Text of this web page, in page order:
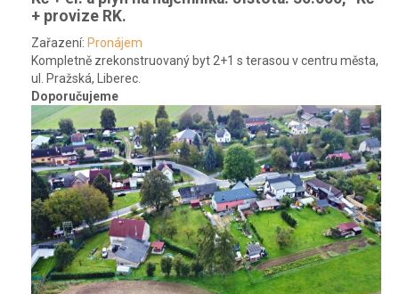
+ provize RK.
Zařazení: Pronájem
Kompletně zrekonstruovaný byt 2+1 s terasou v centru města,
ul. Pražská, Liberec.
Doporučujeme